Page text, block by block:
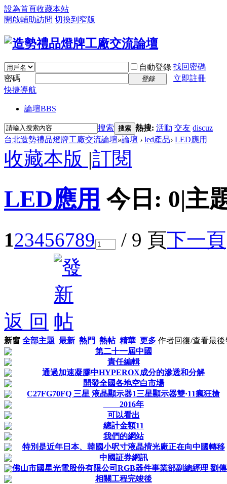
設為首頁收藏本站
開啟輔助訪問 切換到窄版
自動登錄 找回密碼
密碼
登錄
立即註冊
快捷導航
論壇BBS
搜索 搜索 熱搜: 活動 交友 discuz
台北造勢禮品燈牌工廠交流論壇»論壇 › led產品› LED應用
收藏本版 |訂閱
LED應用 今日: 0|主
123456789 / 9 頁下一頁
返 回
新窗 全部主題 最新 熱門 熱帖 精華 更多 作者回復/查看最後
第二十一屆中國
責任編輯
通過加速凝膠中HYPEROX成分的滲透和分解
開發全國各地空白市場
C27FG70FQ 三星 液晶顯示器1三星顯示器雙·11瘋狂搶
2016年
可以看出
總計金額11
我們的網站
特別是近年日本、韓國小呎寸液晶揹光廠正在向中國轉移
中國証券網訊
佛山市國星光電股份有限公司RGB器件事業部副總經理 劉
相關工程完竣後